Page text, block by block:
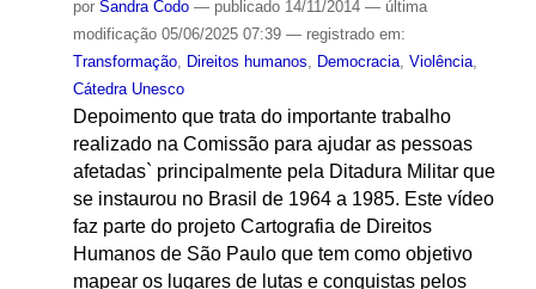
por Sandra Codo — publicado14/11/2014 — última
modificação05/06/2025 07:39 — registrado em:
Transformação, Direitos humanos, Democracia, Violência,
Cátedra Unesco
Depoimento que trata do importante trabalho
realizado na Comissão para ajudar as pessoas
afetadas` principalmente pela Ditadura Militar que
se instaurou no Brasil de 1964 a 1985. Este vídeo
faz parte do projeto Cartografia de Direitos
Humanos de São Paulo que tem como objetivo
mapear os lugares de lutas e conquistas pelos